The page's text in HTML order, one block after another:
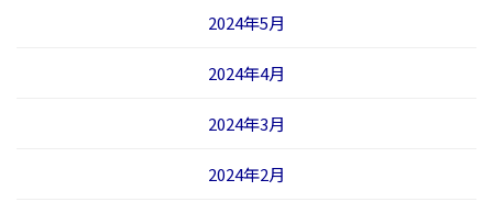
2024年5月
2024年4月
2024年3月
2024年2月